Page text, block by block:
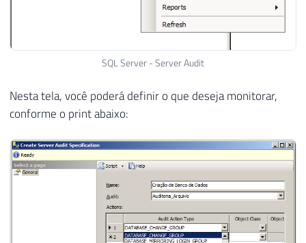
SQL Server - Server Audit
Nesta tela, você poderá definir o que deseja monitorar,
conforme o print abaixo: